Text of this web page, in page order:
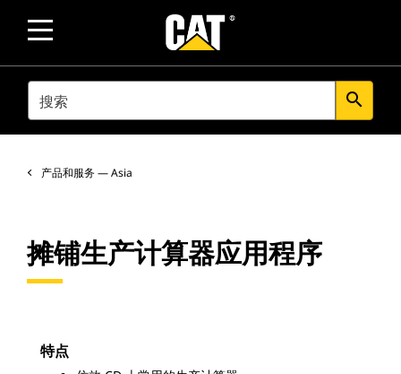
SEARCH search
产品和服务 — Asia
摊铺生产计算器应用程序
特点